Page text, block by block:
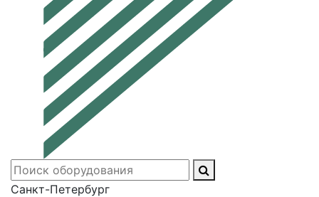
Санкт-Петербург